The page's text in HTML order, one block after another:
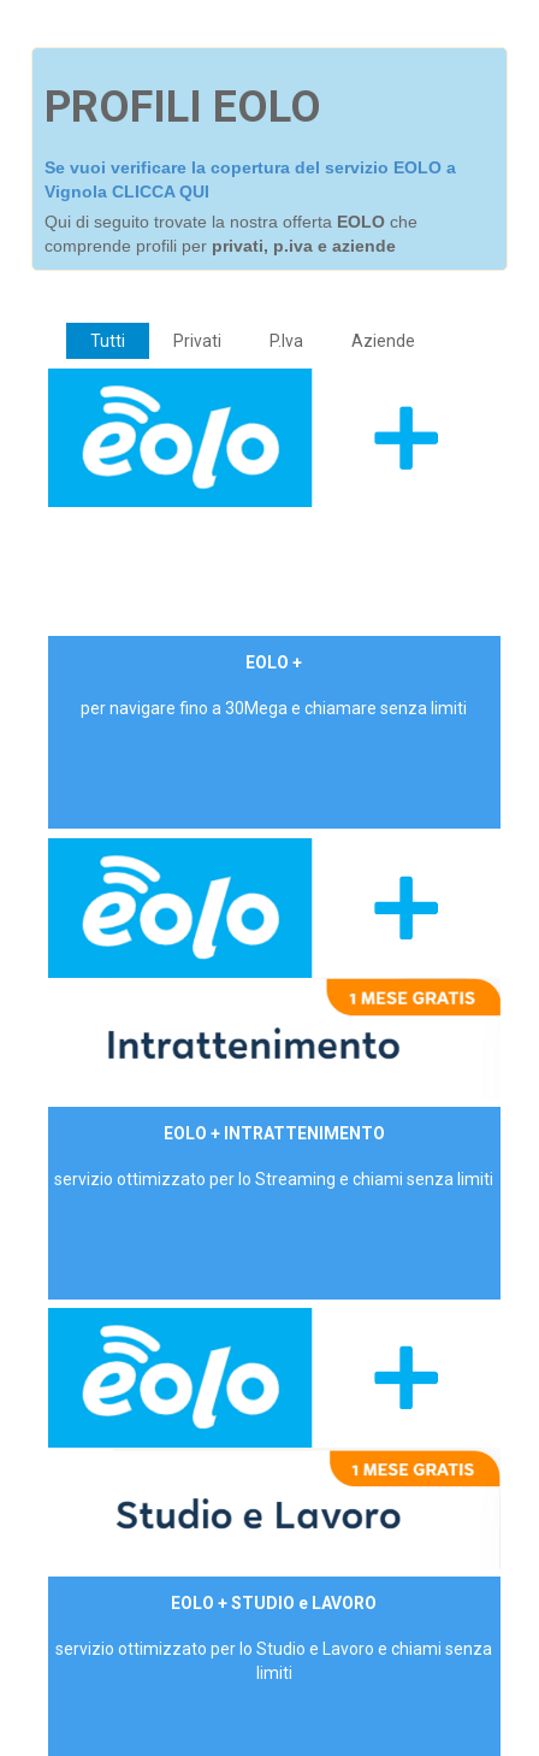
PROFILI EOLO
Se vuoi verificare la copertura del servizio EOLO a
Vignola CLICCA QUI
Qui di seguito trovate la nostra offerta EOLO che
comprende profili per privati, p.iva e aziende
Tutti Privati P.Iva Aziende
EOLO +
per navigare fino a 30Mega e chiamare senza limiti
EOLO + INTRATTENIMENTO
servizio ottimizzato per lo Streaming e chiami senza limiti
EOLO + STUDIO e LAVORO
servizio ottimizzato per lo Studio e Lavoro e chiami senza
limiti